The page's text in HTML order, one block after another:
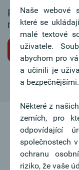
Pro naše
motivované
Iniciativní
Naše webové
které se
malé textové
uživatele.
abychom pro
a učinili je
a bezpečnějšími.
Některé z
zemích, pro
odpovídající
společnostech
ochranu
riziko, že vaše